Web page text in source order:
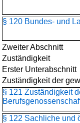
§ 120 Bundes- und
Zweiter Abschnitt
Zuständigkeit
Erster Unterabschnitt
Zuständigkeit der
§ 121 Zuständigkeit
§ 122 Sachliche und